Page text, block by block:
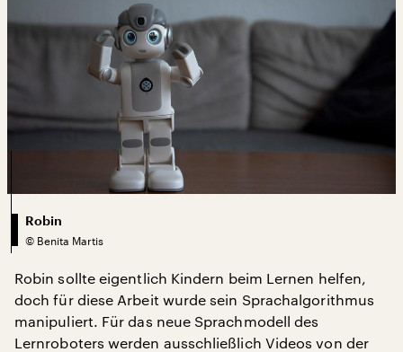
Robin
© Benita Martis
Robin sollte eigentlich Kindern beim Lernen helfen,
doch für diese Arbeit wurde sein Sprachalgorithmus
manipuliert. Für das neue Sprachmodell des
Lernroboters werden ausschließlich Videos von der